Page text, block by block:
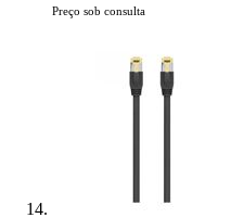
Preço sob consulta